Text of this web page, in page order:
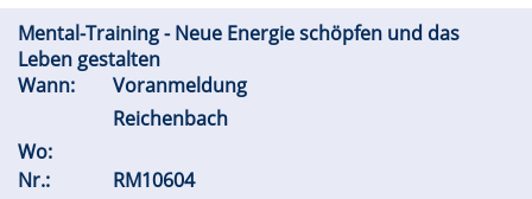
Mental-Training - Neue Energie schöpfen und das
Leben gestalten
Wann:
Voranmeldung
Reichenbach
Wo:
Nr.:
RM10604